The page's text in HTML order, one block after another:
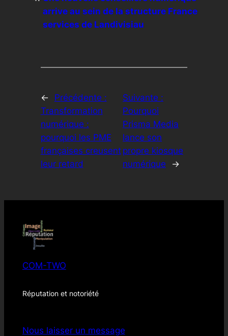
arrive au sein de la structure France
services de Landivisiau
←
Précédente :
Transformation
numérique :
pourquoi les PME
françaises creusent
leur retard
Suivante :
Pourquoi
Prisma Media
lance son
propre kiosque
numérique
→
COM-TWO
Réputation et notoriété
Nous laisser un message